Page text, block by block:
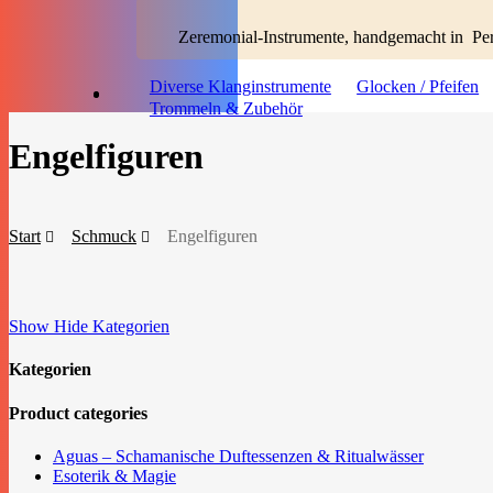
Diverse Klanginstrumente Glocken / Pfeifen
Trommeln & Zubehör
Engelfiguren
Start Schmuck Engelfiguren
Show Hide Kategorien
Kategorien
Close
Product categories
Aguas – Schamanische Duftessenzen & Ritualwässer
Esoterik & Magie